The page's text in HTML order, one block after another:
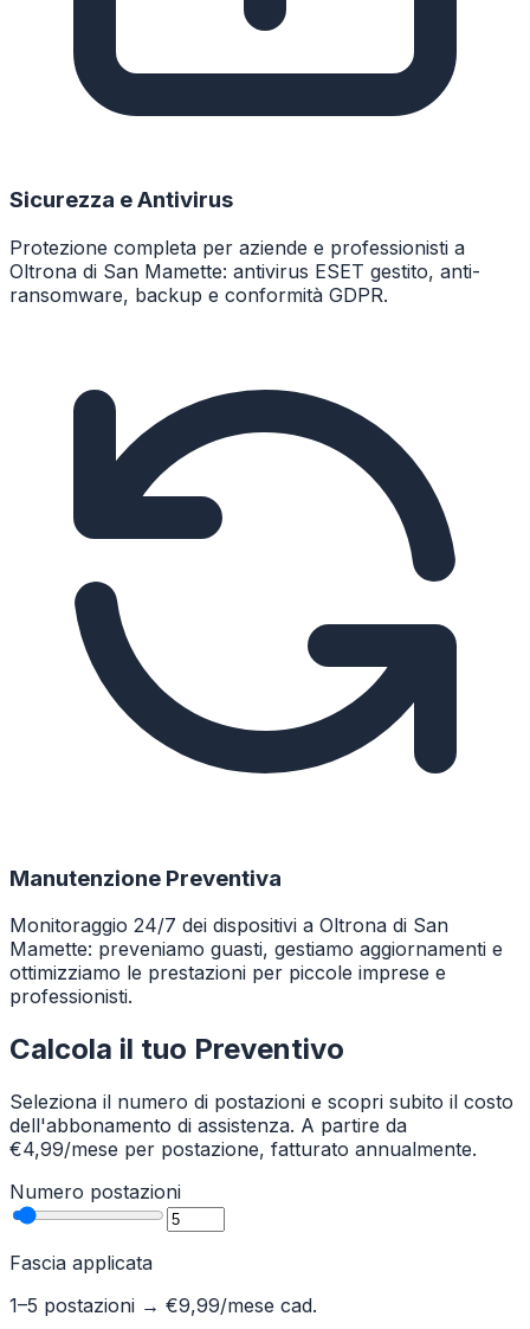
Sicurezza e Antivirus
Protezione completa per aziende e professionisti a
Oltrona di San Mamette: antivirus ESET gestito, anti-
ransomware, backup e conformità GDPR.
Manutenzione Preventiva
Monitoraggio 24/7 dei dispositivi a Oltrona di San
Mamette: preveniamo guasti, gestiamo aggiornamenti e
ottimizziamo le prestazioni per piccole imprese e
professionisti.
Calcola il tuo Preventivo
Seleziona il numero di postazioni e scopri subito il costo
dell'abbonamento di assistenza. A partire da
€4,99/mese per postazione, fatturato annualmente.
Numero postazioni
Fascia applicata
1–5 postazioni → €9,99/mese cad.